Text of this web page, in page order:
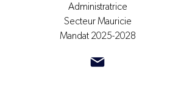
Administratrice
Secteur Mauricie
Mandat 2025-2028